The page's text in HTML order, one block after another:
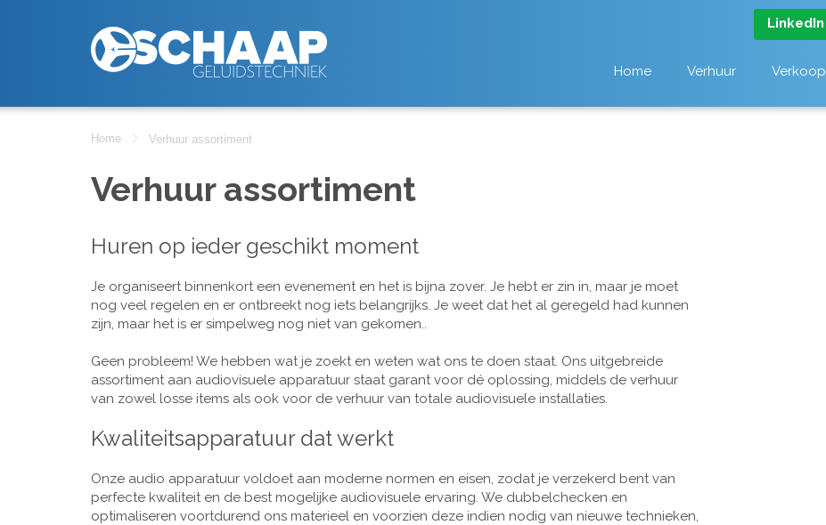
LinkedIn
Home Verhuur Verkoop
Home Verhuur assortiment
Verhuur assortiment
Huren op ieder geschikt moment
Je organiseert binnenkort een evenement en het is bijna zover. Je hebt er zin in, maar je moet
nog veel regelen en er ontbreekt nog iets belangrijks. Je weet dat het al geregeld had kunnen
zijn, maar het is er simpelweg nog niet van gekomen..
Geen probleem! We hebben wat je zoekt en weten wat ons te doen staat. Ons uitgebreide
assortiment aan audiovisuele apparatuur staat garant voor dé oplossing, middels de verhuur
van zowel losse items als ook voor de verhuur van totale audiovisuele installaties.
Kwaliteitsapparatuur dat werkt
Onze audio apparatuur voldoet aan moderne normen en eisen, zodat je verzekerd bent van
perfecte kwaliteit en de best mogelijke audiovisuele ervaring. We dubbelchecken en
optimaliseren voortdurend ons materieel en voorzien deze indien nodig van nieuwe technieken,